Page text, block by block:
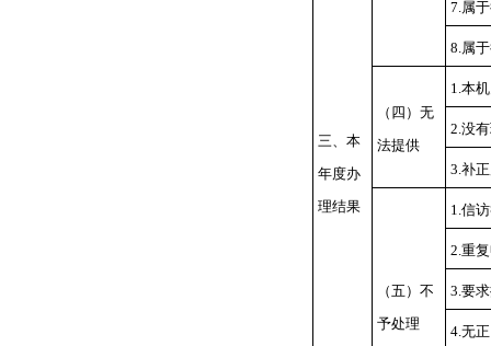
三、本
年度办
理结果
7.属
8.属
（四）无
法提供
1.本
2.没
3.补
（五）不
予处理
1.信
2.重
3.要
4.无